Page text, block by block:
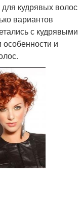
кудрявых волос
вариантов
с кудрявыми
и